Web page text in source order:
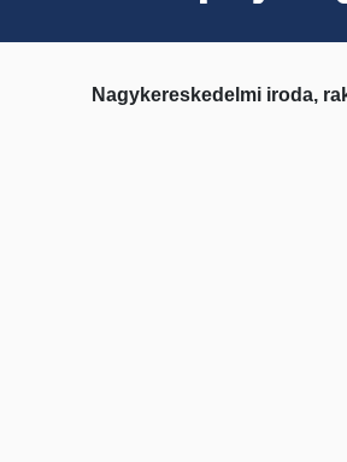
Nagykereskedelmi iroda,